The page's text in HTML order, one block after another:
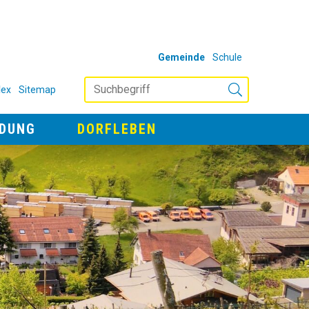
Sitemap
WEITERE
Gemeinde Schule
Suchbegriff
Suche starten
DORFLEBEN